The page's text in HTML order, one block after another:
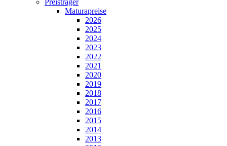
Preisträger
Maturapreise
2026
2025
2024
2023
2022
2021
2020
2019
2018
2017
2016
2015
2014
2013